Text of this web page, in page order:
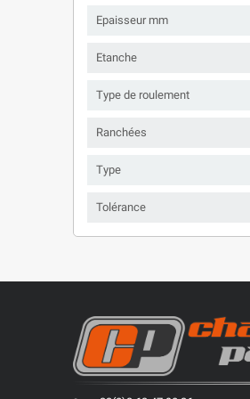
Epaisseur mm
Etanche
Type de roulement
Ranchées
Type
Tolérance